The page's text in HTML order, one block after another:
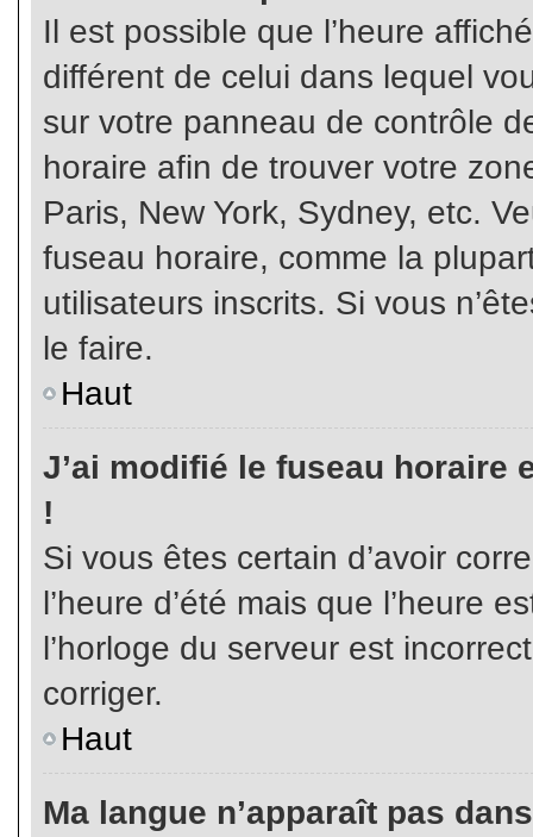
Il est possible que l’heure
différent de celui dans lequel
sur votre panneau de contrôle
horaire afin de trouver votre
Paris, New York, Sydney, etc.
fuseau horaire, comme la
utilisateurs inscrits. Si vous
le faire.
Haut
J’ai modifié le fuseau horaire
!
Si vous êtes certain d’avoir
l’heure d’été mais que l’heure
l’horloge du serveur est
corriger.
Haut
Ma langue n’apparaît pas